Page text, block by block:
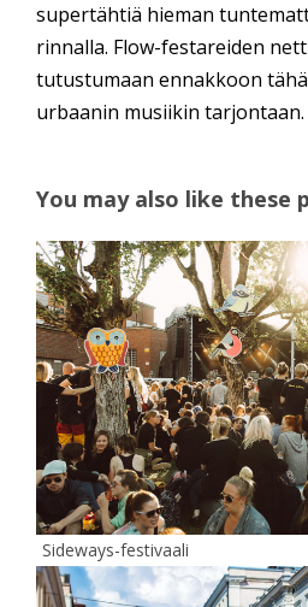
supertähtiä hieman
rinnalla. Flow-festareiden
tutustumaan ennakkoon
urbaanin musiikin tarjontaan.
You may also like these
Sideways-festivaali